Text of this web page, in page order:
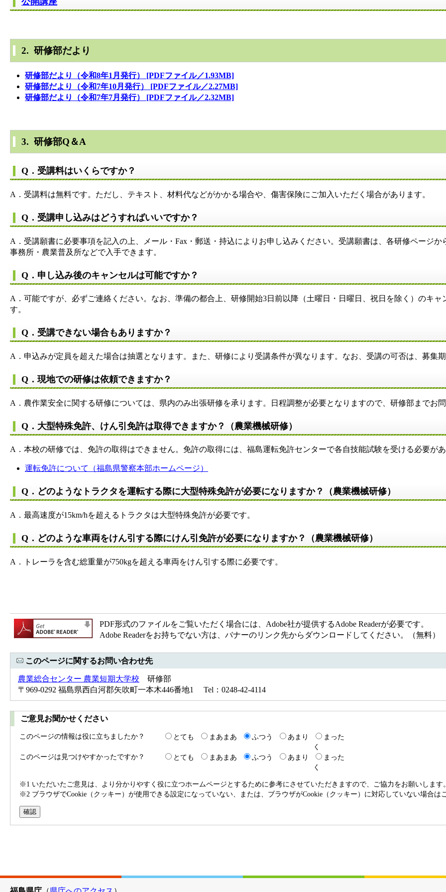
2. 研修部だより
研修部だより（令和8年1月発行） [PDFファイル／1.93MB]
研修部だより（令和7年10月発行） [PDFファイル／2.27MB]
研修部だより（令和7年7月発行） [PDFファイル／2.32MB]
3. 研修部Q＆A
Q．受講料はいくらですか？
A．受講料は無料です。ただし、テキスト、材料代などがかかる場合や、傷害保険にご加入いただく場合があります。
Q．受講申し込みはどうすればいいですか？
A．受講願書に必要事項を記入の上、メール・Fax・郵送・持込によりお申し込みください。受講願書は、各研修ページ
事務所・農業普及所などで入手できます。
Q．申し込み後のキャンセルは可能ですか？
A．可能ですが、必ずご連絡ください。なお、準備の都合上、研修開始3日前以降（土曜日・日曜日、祝日を除く）のキ
す。
Q．受講できない場合もありますか？
A．申込みが定員を超えた場合は抽選となります。また、研修により受講条件が異なります。なお、受講の可否は、募集
Q．現地での研修は依頼できますか？
A．農作業安全に関する研修については、県内のみ出張研修を承ります。日程調整が必要となりますので、研修部までお問
Q．大型特殊免許、けん引免許は取得できますか？（農業機械研修）
A．本校の研修では、免許の取得はできません。免許の取得には、福島運転免許センターで各自技能試験を受ける必要があ
運転免許について（福島県警察本部ホームページ）
Q．どのようなトラクタを運転する際に大型特殊免許が必要になりますか？（農業機械研修）
A．最高速度が15km/hを超えるトラクタは大型特殊免許が必要です。
Q．どのような車両をけん引する際にけん引免許が必要になりますか？（農業機械研修）
A．トレーラを含む総重量が750kgを超える車両をけん引する際に必要です。
PDF形式のファイルをご覧いただく場合には、Adobe社が提供するAdobe Readerが必要です。
Adobe Readerをお持ちでない方は、バナーのリンク先からダウンロードしてください。（無料）
このページに関するお問い合わせ先
農業総合センター 農業短期大学校 研修部
〒969-0292 福島県西白河郡矢吹町一本木446番地1 Tel：0248-42-4114
ご意見お聞かせください
このページの情報は役に立ちましたか？ とても まあまあ ふつう あまり
まった
く
このページは見つけやすかったですか？
とても まあまあ ふつう あまり
まった
く
※1 いただいたご意見は、より分かりやすく役に立つホームページとするために参考にさせていただきますので、ご協力をお願いします
※2 ブラウザでCookie（クッキー）が使用できる設定になっていない、または、ブラウザがCookie（クッキー）に対応していない場合は